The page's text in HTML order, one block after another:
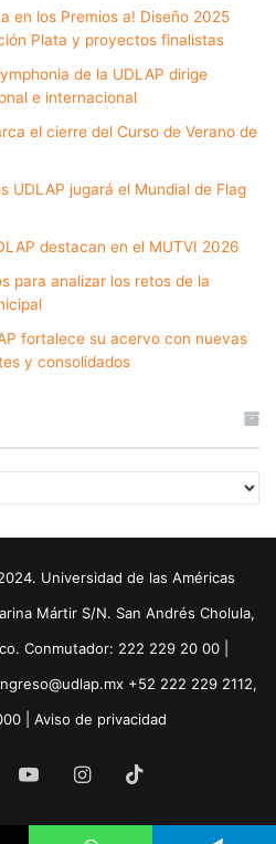
en los Premios a! Diseño 2025
Plata y proyectos finalistas
de la UDLAP dirige
e internacional
el cierre del Curso de Verano de
UDLAP jugará el Mundial de Flag
destacan en el MUTVI 2026
para analizar los retos de la
fortalece su acervo con nuevas
y consolidados
Universidad de las Américas
Mártir S/N. San Andrés Cholula,
Conmutador: 222 229 20 00 |
+52 222 229 2112,
| Aviso de privacidad
YouTubeInstagram